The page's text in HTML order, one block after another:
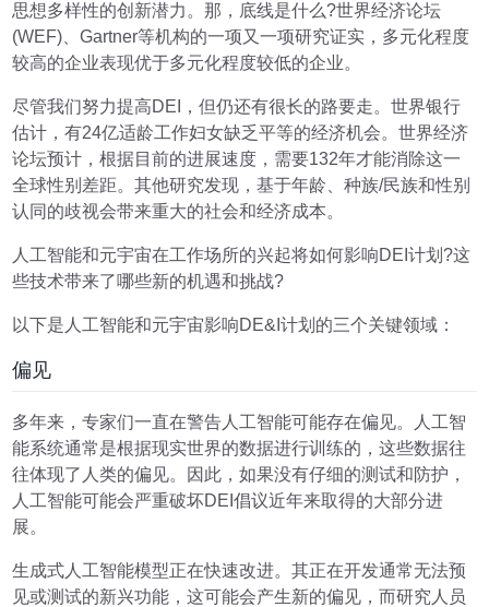
思想多样性的创新潜力。那，底线是什么?世界经济论坛
(WEF)、Gartner等机构的一项又一项研究证实，多元化程度
较高的企业表现优于多元化程度较低的企业。
尽管我们努力提高DEI，但仍还有很长的路要走。世界银行
估计，有24亿适龄工作妇女缺乏平等的经济机会。世界经济
论坛预计，根据目前的进展速度，需要132年才能消除这一
全球性别差距。其他研究发现，基于年龄、种族/民族和性别
认同的歧视会带来重大的社会和经济成本。
人工智能和元宇宙在工作场所的兴起将如何影响DEI计划?这
些技术带来了哪些新的机遇和挑战?
以下是人工智能和元宇宙影响DE&I计划的三个关键领域：
偏见
多年来，专家们一直在警告人工智能可能存在偏见。人工智
能系统通常是根据现实世界的数据进行训练的，这些数据往
往体现了人类的偏见。因此，如果没有仔细的测试和防护，
人工智能可能会严重破坏DEI倡议近年来取得的大部分进
展。
生成式人工智能模型正在快速改进。其正在开发通常无法预
见或测试的新兴功能，这可能会产生新的偏见，而研究人员